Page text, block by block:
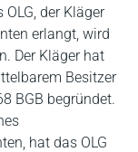
der Kläger
erlangt, wird
Der Kläger hat
Besitzer
BGB begründet.
hat das OLG